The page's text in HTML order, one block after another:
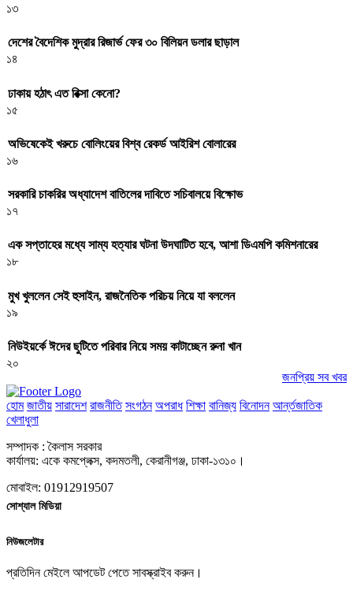
১৩
দেশের বৈদেশিক মুদ্রার রিজার্ভ ফের ৩০ বিলিয়ন ডলার ছাড়াল
১৪
ঢাকায় হঠাৎ এত রিক্সা কেনো?
১৫
অভিষেকেই খরুচে বোলিংয়ের বিশ্ব রেকর্ড আইরিশ বোলারের
১৬
সরকারি চাকরির অধ্যাদেশ বাতিলের দাবিতে সচিবালয়ে বিক্ষোভ
১৭
এক সপ্তাহের মধ্যে সাম্য হত্যার ঘটনা উদঘাটিত হবে, আশা ডিএমপি কমিশনারের
১৮
মুখ খুললেন সেই হুসাইন, রাজনৈতিক পরিচয় নিয়ে যা বললেন
১৯
নিউইয়র্কে ঈদের ছুটিতে পরিবার নিয়ে সময় কাটাচ্ছেন রুনা খান
২০
জনপ্রিয় সব খবর
হোম জাতীয় সারাদেশ রাজনীতি সংগঠন অপরাধ শিক্ষা বানিজ্য বিনোদন আর্ন্তজাতিক
খেলাধুলা
সম্পাদক : কৈলাস সরকার
কার্যালয়: একে কমপ্লেক্স, কদমতলী, কেরানীগঞ্জ, ঢাকা-১৩১০।
মোবাইল: 01912919507
সোশ্যাল মিডিয়া
নিউজলেটার
প্রতিদিন মেইলে আপডেট পেতে সাবস্ক্রাইব করুন।